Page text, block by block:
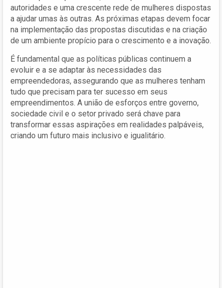
autoridades e uma crescente rede de mulheres dispostas
a ajudar umas às outras. As próximas etapas devem focar
na implementação das propostas discutidas e na criação
de um ambiente propício para o crescimento e a inovação.
É fundamental que as políticas públicas continuem a
evoluir e a se adaptar às necessidades das
empreendedoras, assegurando que as mulheres tenham
tudo que precisam para ter sucesso em seus
empreendimentos. A união de esforços entre governo,
sociedade civil e o setor privado será chave para
transformar essas aspirações em realidades palpáveis,
criando um futuro mais inclusivo e igualitário.